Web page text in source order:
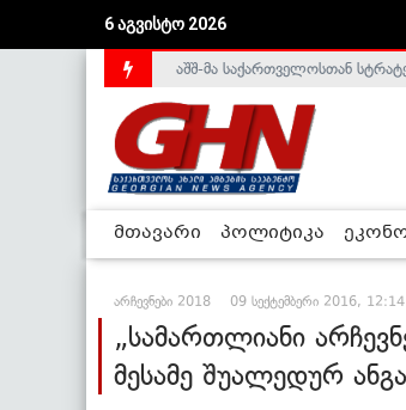
6 აგვისტო 2026
საქართველოს დე-ფაქტო
აშშ-მა საქართველოსთან
მთავარი პოლიტიკა
არჩევნები 2018 09 სექტემბერი 2016, 12:14
„სამართლიანი
მესამე შუალედურ